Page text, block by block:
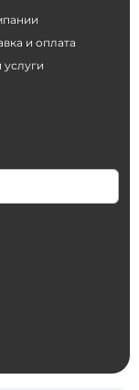
и оплата